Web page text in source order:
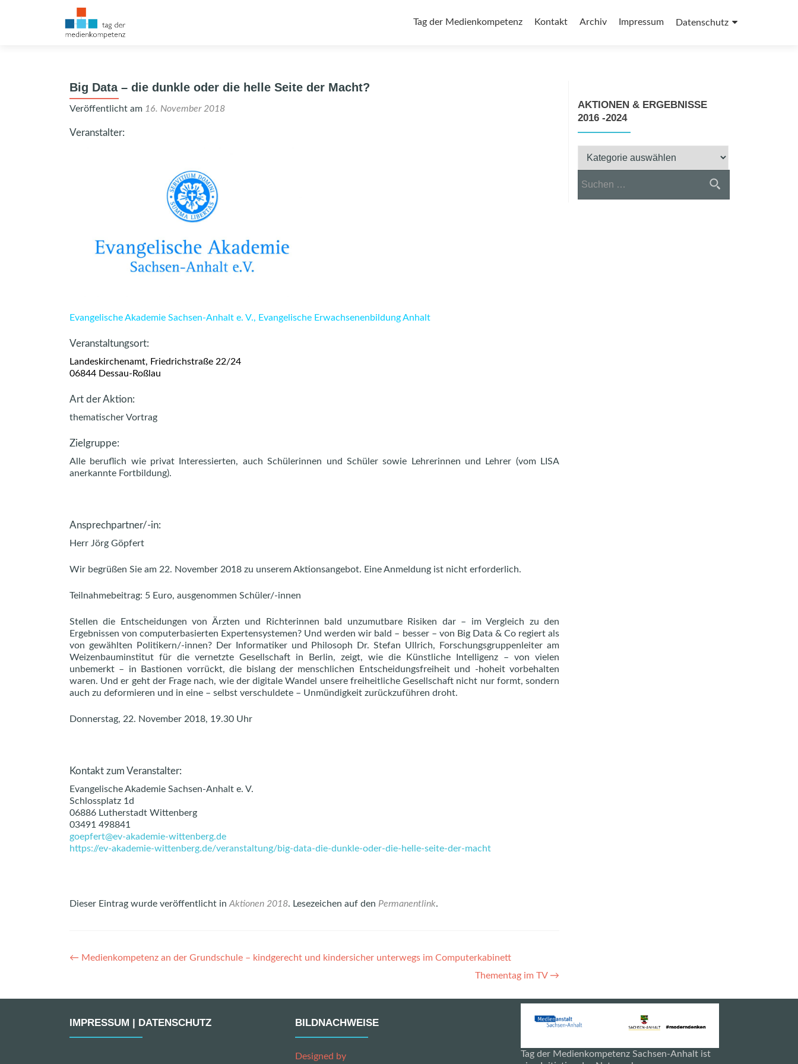
Inhalt
Tag der Medienkompetenz Kontakt Archiv Impressum Datenschutz
Big Data – die dunkle oder die helle Seite der Macht?
Veröffentlicht am 16. November 2018
Veranstalter:
Evangelische Akademie Sachsen-Anhalt e. V., Evangelische Erwachsenenbildung Anhalt
Veranstaltungsort:
Landeskirchenamt, Friedrichstraße 22/24
06844 Dessau-Roßlau
Art der Aktion:
thematischer Vortrag
Zielgruppe:
Alle beruflich wie privat Interessierten, auch Schülerinnen und Schüler sowie Lehrerinnen und Lehrer (vom LISA
anerkannte Fortbildung).
Ansprechpartner/-in:
Herr Jörg Göpfert
Wir begrüßen Sie am 22. November 2018 zu unserem Aktionsangebot. Eine Anmeldung ist nicht erforderlich.
Teilnahmebeitrag: 5 Euro, ausgenommen Schüler/-innen
Stellen die Entscheidungen von Ärzten und Richterinnen bald unzumutbare Risiken dar – im Vergleich zu den
Ergebnissen von computerbasierten Expertensystemen? Und werden wir bald – besser – von Big Data & Co regiert als
von gewählten Politikern/-innen? Der Informatiker und Philosoph Dr. Stefan Ullrich, Forschungsgruppenleiter am
Weizenbauminstitut für die vernetzte Gesellschaft in Berlin, zeigt, wie die Künstliche Intelligenz – von vielen
unbemerkt – in Bastionen vorrückt, die bislang der menschlichen Entscheidungsfreiheit und -hoheit vorbehalten
waren. Und er geht der Frage nach, wie der digitale Wandel unsere freiheitliche Gesellschaft nicht nur formt, sondern
auch zu deformieren und in eine – selbst verschuldete – Unmündigkeit zurückzuführen droht.
Donnerstag, 22. November 2018, 19.30 Uhr
Kontakt zum Veranstalter:
Evangelische Akademie Sachsen-Anhalt e. V.
Schlossplatz 1d
06886 Lutherstadt Wittenberg
03491 498841
goepfert@ev-akademie-wittenberg.de
https://ev-akademie-wittenberg.de/veranstaltung/big-data-die-dunkle-oder-die-helle-seite-der-macht
Dieser Eintrag wurde veröffentlicht in Aktionen 2018. Lesezeichen auf den Permanentlink.
Artikel-
← Medienkompetenz an der Grundschule – kindgerecht und kindersicher unterwegs im Computerkabinett
Thementag im TV →
AKTIONEN & ERGEBNISSE
2016 -2024
Aktionen
&
Ergebnisse
IMPRESSUM | DATENSCHUTZ BILDNACHWEISE
Designed by
Tag der Medienkompetenz Sachsen-Anhalt ist